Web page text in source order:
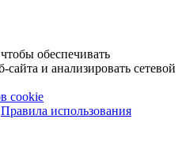
обеспечивать
и анализировать сетевой
cookie
Правила использования